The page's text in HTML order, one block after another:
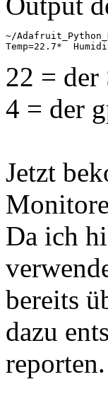
~/
Temp=22.7*
22 = der
4 = der
Jetzt
Da ich
bereits
dazu
reporten.